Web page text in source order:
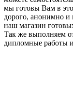
мы готовы Вам в
дорого, анонимно и
наш магазин
Так же выполняем
дипломные работы